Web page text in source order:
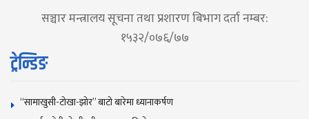
सञ्चार मन्त्रालय सूचना तथा प्रशारण बिभाग दर्ता नम्बर:
१५३२/०७६/७७
ट्रेन्डिङ
“सामाखुसी-टोखा-झोर” बाटो बारेमा ध्यानाकर्षण